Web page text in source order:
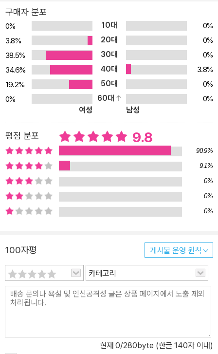
는 무슨 뜻일까요? 정녕 도넛을 두고 하는 말일까요? 아니면 까마귀
의 이름일까요? 도대체 왜 까마귀는 “까까”라는 말만 반복하는 걸까
요? 독자 여러분 마음대로 까마귀의 “까까”에 담긴 숨은 의미를 자유
롭게 상상해 보세요! 독자에게 더 풍성하고 다양한 이야기를 발견하
게 만드는 그림책, 독자에게 상상의 재미를 선사하는 그림책, 바로 김
성은 작가의 『까까』입니다. 행복이 아니라 욕망을 쫓는 우리들에게
김성은 작가는 이번에도 정말 다양한 해석이 가능한 현대적인 우화의
세계를 펼쳐 보여줍니다. 도넛 하나를 독차지하려고 싸움을 벌이다가
도넛도 잃고 친구도 잃는 강아지와 거미의 우화는 자본주의 세계에서
살아가는 보통 사람들의 슬픈 자화상이기도 합니다. 우리는 혼자만
잘 살기 위해 이곳에 오지 않았습니다. 우리는 사랑하는 사람들과 행
복하게 살기 위해 이곳에 왔습니다. 그림책 『까까』는 행복이 아니라
욕망을 쫓는 우리들에게 주는 지혜의 선물입니다. 장난꾸러기 김성은
작가의 두 번째 그림책 김성은 작가는 인천콘텐츠코리아랩 그림책 작
가 양성 과정을 통해 『너희 집은 어디니?』라는 그림책으로 데뷔했습
니다. 이루리 작가로부터 ‘미래가 더 기대되는 작가’라는 찬사를 받기
집은 어디니?』에서 편견을 깨는 새로운 악어 캐릭터를 탄생시켜 코믹
하고 따뜻한 이야기를 선보였다면, 『까까』에서는 도넛을 뺏고 뺏기는
아슬아슬하고 안타까운 상황을 코믹하게 그려냈습니다. 특히 캐릭터
들의 표정과 몸짓에서 생생한 감정과 긴장감이 느껴져 한 편의 짧은
애니메이션을 보는 듯한 매력적인 그림책입니다.
구매자 분포
0% 10대
0%
3.8%
20대
0%
38.5%
30대
0%
34.6%
40대
3.8%
19.2%
50대
0%
0%
60대
0%
여성
남성
평점 분포 9.8
90.9%
9.1%
0%
0%
0%
100자평 게시물 운영 원칙
카테고리
현재 0/280byte (한글 140자 이내)